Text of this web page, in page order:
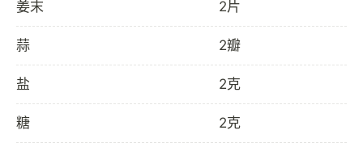
姜末 2片
蒜 2瓣
盐 2克
糖 2克